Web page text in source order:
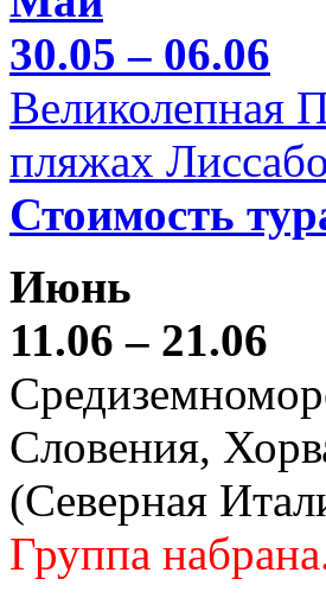
30.05 – 06.06
Великолепная
пляжах
Стоимость
Июнь
11.06 – 21.06
Словения,
(Северная
Группа